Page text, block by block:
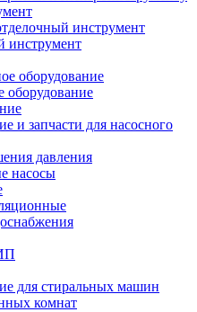
инструмент
инструмент
оборудование
оборудование
и запчасти для насосного
давления
насосы
для стиральных машин
комнат